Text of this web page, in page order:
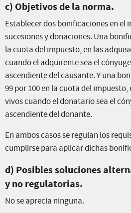
c) Objetivos de la norma.
Establecer dos bonificaciones en el
sucesiones y donaciones. Una
la cuota del impuesto, en las
cuando el adquirente sea el
ascendiente del causante. Y una
99 por 100 en la cuota del
vivos cuando el donatario sea el
ascendiente del donante.
En ambos casos se regulan los
cumplirse para aplicar dichas
d) Posibles soluciones
y no regulatorias.
No se aprecia ninguna.